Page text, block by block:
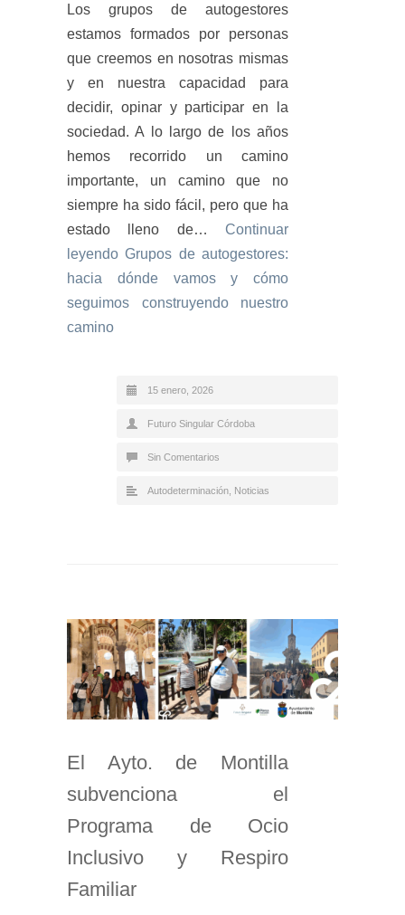
Los grupos de autogestores
estamos formados por personas
que creemos en nosotras mismas
y en nuestra capacidad para
decidir, opinar y participar en la
sociedad. A lo largo de los años
hemos recorrido un camino
importante, un camino que no
siempre ha sido fácil, pero que ha
estado lleno de… Continuar
leyendo Grupos de autogestores:
hacia dónde vamos y cómo
seguimos construyendo nuestro
camino
15 enero, 2026
Futuro Singular Córdoba
Sin Comentarios
Autodeterminación Noticias
El Ayto. de Montilla
subvenciona el
Programa de Ocio
Inclusivo y Respiro
Familiar